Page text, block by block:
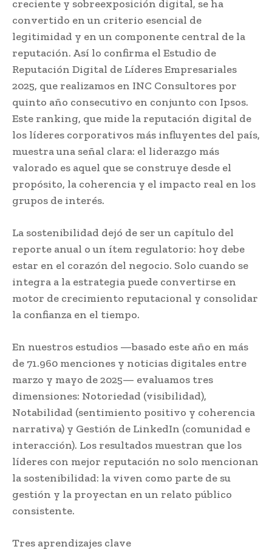
creciente y sobreexposición digital, se ha
convertido en un criterio esencial de
legitimidad y en un componente central de la
reputación. Así lo confirma el Estudio de
Reputación Digital de Líderes Empresariales
2025, que realizamos en INC Consultores por
quinto año consecutivo en conjunto con Ipsos.
Este ranking, que mide la reputación digital de
los líderes corporativos más influyentes del país,
muestra una señal clara: el liderazgo más
valorado es aquel que se construye desde el
propósito, la coherencia y el impacto real en los
grupos de interés.
La sostenibilidad dejó de ser un capítulo del
reporte anual o un ítem regulatorio: hoy debe
estar en el corazón del negocio. Solo cuando se
integra a la estrategia puede convertirse en
motor de crecimiento reputacional y consolidar
la confianza en el tiempo.
En nuestros estudios —basado este año en más
de 71.960 menciones y noticias digitales entre
marzo y mayo de 2025— evaluamos tres
dimensiones: Notoriedad (visibilidad),
Notabilidad (sentimiento positivo y coherencia
narrativa) y Gestión de LinkedIn (comunidad e
interacción). Los resultados muestran que los
líderes con mejor reputación no solo mencionan
la sostenibilidad: la viven como parte de su
gestión y la proyectan en un relato público
consistente.
Tres aprendizajes clave